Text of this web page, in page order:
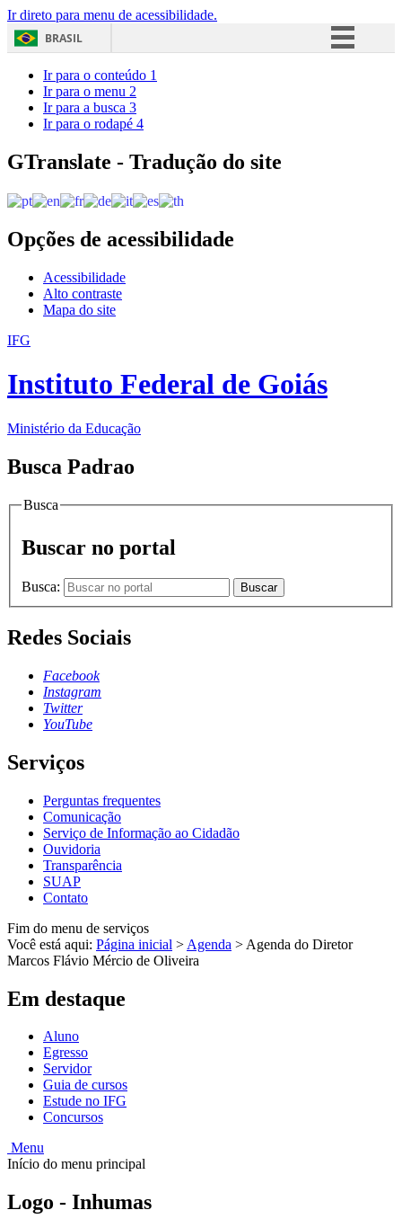
Ir direto para menu de acessibilidade.
BRASIL
Acesso à informação
Ir para o conteúdo 1
Ir para o menu 2
Ir para a busca 3
Ir para o rodapé 4
GTranslate - Tradução do site
Opções de acessibilidade
Acessibilidade
Alto contraste
Mapa do site
IFG
Instituto Federal de Goiás
Ministério da Educação
Busca Padrao
Busca
Buscar no portal
Busca: Buscar
Redes Sociais
Facebook
Instagram
Twitter
YouTube
Serviços
Perguntas frequentes
Comunicação
Serviço de Informação ao Cidadão
Ouvidoria
Transparência
SUAP
Contato
Fim do menu de serviços
Você está aqui: Página inicial > Agenda > Agenda do Diretor
Marcos Flávio Mércio de Oliveira
Em destaque
Aluno
Egresso
Servidor
Guia de cursos
Estude no IFG
Concursos
Menu
Início do menu principal
Logo - Inhumas